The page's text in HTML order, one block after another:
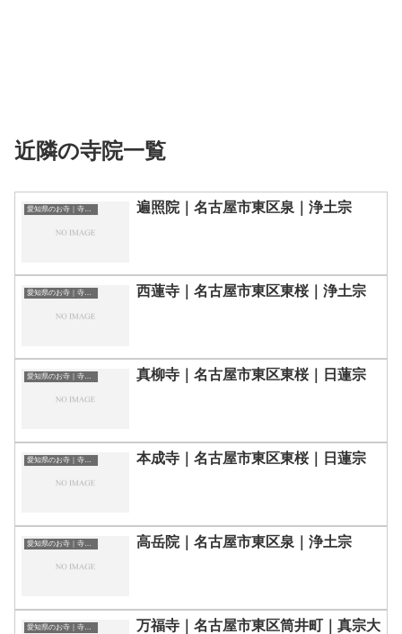
近隣の寺院一覧
愛知県のお寺｜寺院一覧 遍照院｜名古屋市東区泉｜浄土宗
愛知県のお寺｜寺院一覧 西蓮寺｜名古屋市東区東桜｜浄土宗
愛知県のお寺｜寺院一覧 真柳寺｜名古屋市東区東桜｜日蓮宗
愛知県のお寺｜寺院一覧 本成寺｜名古屋市東区東桜｜日蓮宗
愛知県のお寺｜寺院一覧 高岳院｜名古屋市東区泉｜浄土宗
愛知県のお寺｜寺院一覧
万福寺｜名古屋市東区筒井町｜真宗大